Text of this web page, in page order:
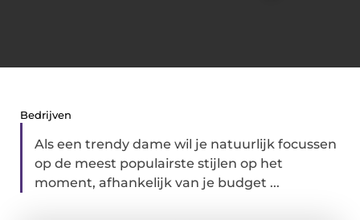
Bedrijven
Als een trendy dame wil je natuurlijk focussen
op de meest populairste stijlen op het
moment, afhankelijk van je budget ...